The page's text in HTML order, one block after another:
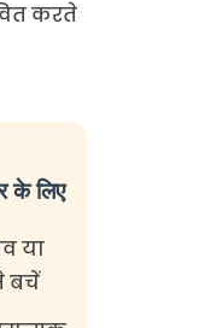
करते
के लिए
या
बचें